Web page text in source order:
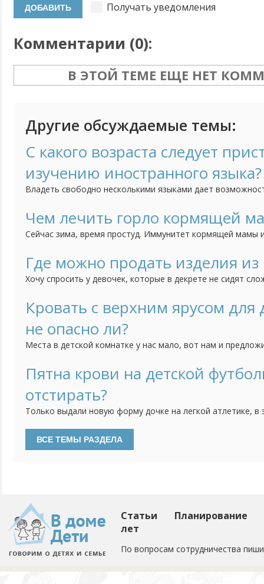
Получать уведомления
Комментарии (0):
В ЭТОЙ ТЕМЕ ЕЩЕ НЕТ
Другие обсуждаемые темы:
С какого возраста следует
изучению иностранного языка?
Владеть свободно несколькими языками дает
преимущества для получения образования и интересной
5-ти лет ребенок способен усвоить в разы больше
Чем лечить горло кормящей
Сейчас зима, время простуд. Иммунитет кормящей мамы
Если болит горло (к тому же часто), как его лечить и
лекарства не предназначены "для беременных и
Где можно продать изделия из
Хочу спросить у девочек, которые в декрете не сидят
группе, но пока никаких успехов по продаже нет.
продаете ручной работы. Если нельзя оставлять ссылки,
Кровать с верхним ярусом
не опасно ли?
Места в детской комнатке у нас мало, вот нам и
только в том, насколько она должна быть безопасной.
но я опасаюсь, действительно ли она безопасна. Кому
Пятна крови на детской
отстирать?
Только выдали новую форму дочке на легкой атлетике,
Статьи
Планирование
лет
По вопросам сотрудничества